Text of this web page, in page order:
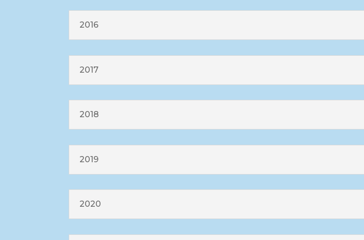
2016
2017
2018
2019
2020